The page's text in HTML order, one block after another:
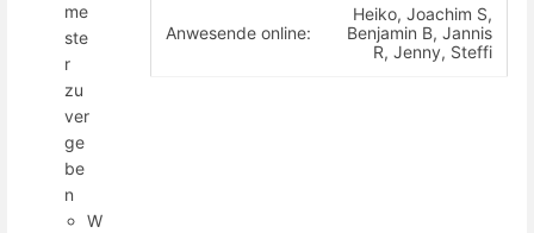
Anwesende online:
Heiko, Joachim S,
Benjamin B, Jannis
R, Jenny, Steffi
me
ste
r
zu
ver
ge
be
n
W